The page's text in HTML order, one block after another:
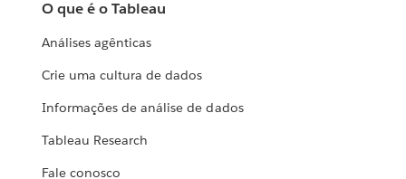
O que é o Tableau
Análises agênticas
Crie uma cultura de dados
Informações de análise de dados
Tableau Research
Fale conosco